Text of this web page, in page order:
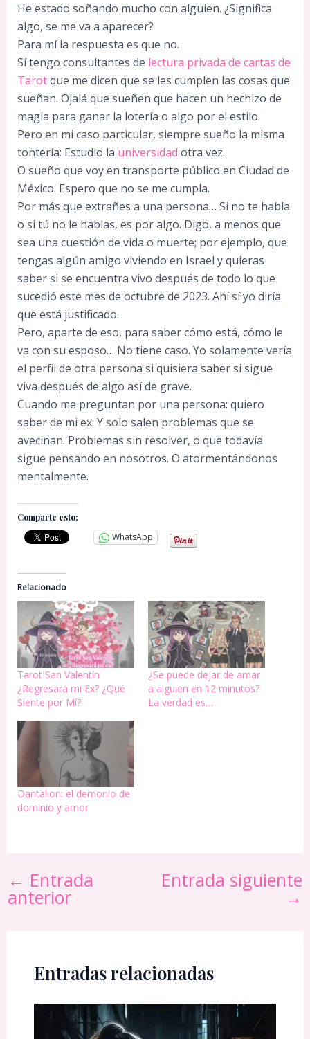
He estado soñando mucho con alguien. ¿Significa
algo, se me va a aparecer?
Para mí la respuesta es que no.
Sí tengo consultantes de lectura privada de cartas de
Tarotque me dicen que se les cumplen las cosas que
sueñan. Ojalá que sueñen que hacen un hechizo de
magia para ganar la lotería o algo por el estilo.
Pero en mi caso particular, siempre sueño la misma
tontería: Estudio la universidad otra vez.
O sueño que voy en transporte público en Ciudad de
México. Espero que no se me cumpla.
Por más que extrañes a una persona… Si no te habla
o si tú no le hablas, es por algo. Digo, a menos que
sea una cuestión de vida o muerte; por ejemplo, que
tengas algún amigo viviendo en Israel y quieras
saber si se encuentra vivo después de todo lo que
sucedió este mes de octubre de 2023. Ahí sí yo diría
que está justificado.
Pero, aparte de eso, para saber cómo está, cómo le
va con su esposo… No tiene caso. Yo solamente vería
el perfil de otra persona si quisiera saber si sigue
viva después de algo así de grave.
Cuando me preguntan por una persona: quiero
saber de mi ex. Y solo salen problemas que se
avecinan. Problemas sin resolver, o que todavía
sigue pensando en nosotros. O atormentándonos
mentalmente.
Comparte esto:
WhatsApp
Relacionado
Tarot San Valentín
¿Regresará mi Ex? ¿Qué
Siente por Mí?
¿Se puede dejar de amar
a alguien en 12 minutos?
La verdad es…
Dantalion: el demonio de
dominio y amor
← Entrada
anterior
Entrada siguiente
→
Entradas relacionadas